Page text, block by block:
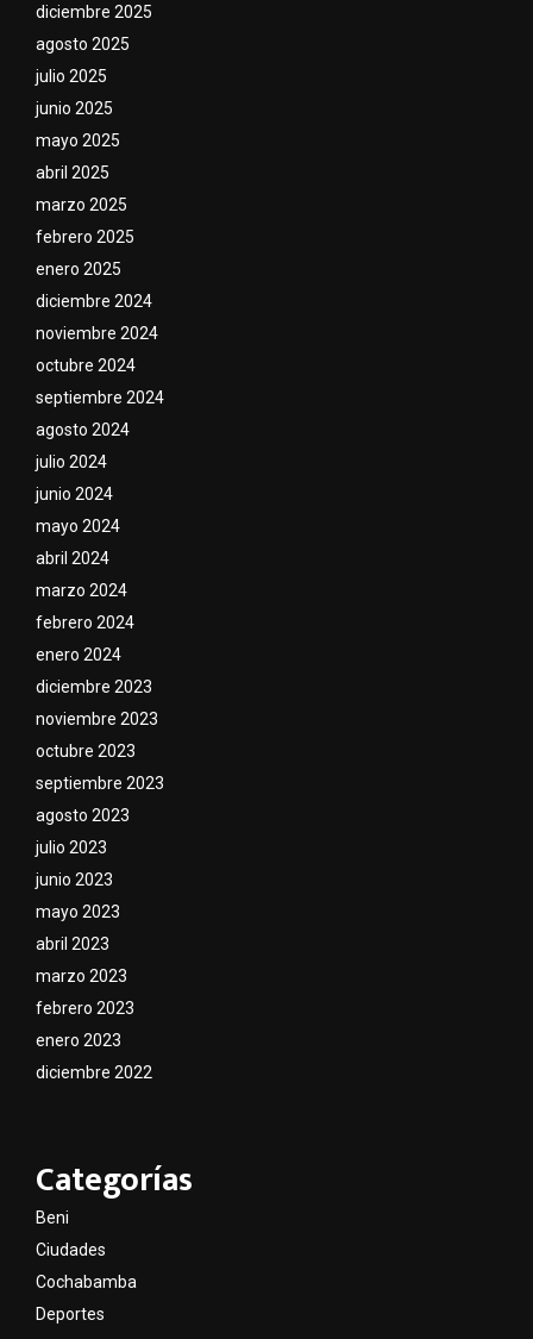
diciembre 2025
agosto 2025
julio 2025
junio 2025
mayo 2025
abril 2025
marzo 2025
febrero 2025
enero 2025
diciembre 2024
noviembre 2024
octubre 2024
septiembre 2024
agosto 2024
julio 2024
junio 2024
mayo 2024
abril 2024
marzo 2024
febrero 2024
enero 2024
diciembre 2023
noviembre 2023
octubre 2023
septiembre 2023
agosto 2023
julio 2023
junio 2023
mayo 2023
abril 2023
marzo 2023
febrero 2023
enero 2023
diciembre 2022
Categorías
Beni
Ciudades
Cochabamba
Deportes